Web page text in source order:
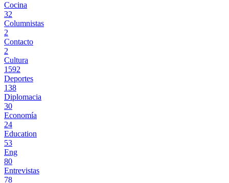
Cocina
32
Columnistas
2
Contacto
2
Cultura
1592
Deportes
138
Diplomacia
30
Economía
24
Education
53
Eng
80
Entrevistas
78